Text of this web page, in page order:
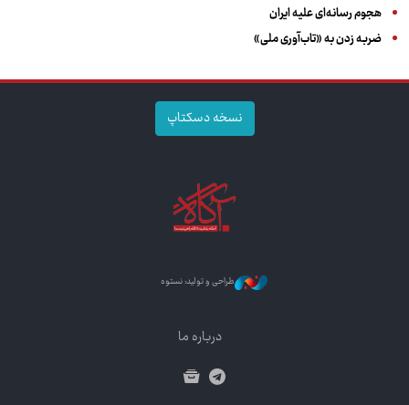
هجوم رسانه‌ای علیه ایران
ضربه زدن به «تاب‌آوری ملی»
نسخه دسکتاپ
طراحی و تولید: نستوه
درباره ما